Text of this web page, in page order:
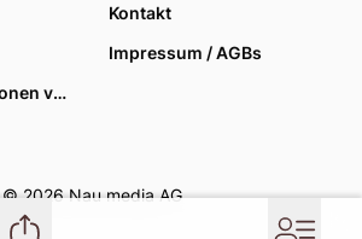
Kontakt
Impressum / AGBs
Datenschutzoptionen verwalten
© 2026 Nau media AG